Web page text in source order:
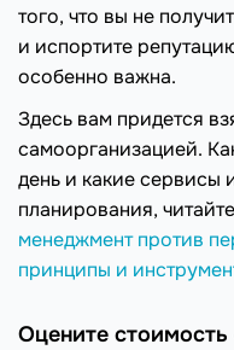
того, что вы не
и испортите
особенно важна.
Здесь вам придется
самоорганизацией.
день и какие сервисы
планирования,
менеджмент против
принципы и
Оцените